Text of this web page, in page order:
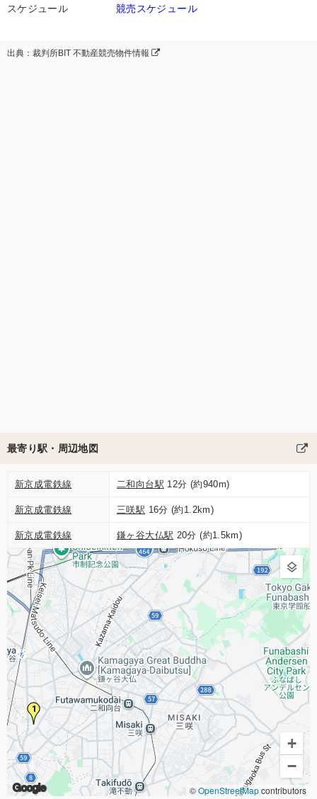
スケジュール 競売スケジュール
出典：裁判所BIT 不動産競売物件情報
最寄り駅・周辺地図
新京成電鉄線 二和向台駅 12分 (約940m)
新京成電鉄線 三咲駅 16分 (約1.2km)
新京成電鉄線 鎌ヶ谷大仏駅 20分 (約1.5km)
1
Google
+
−
©OpenStreetMapcontributors